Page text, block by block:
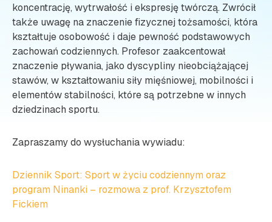
koncentrację, wytrwałość i ekspresję twórczą. Zwrócił
także uwagę na znaczenie fizycznej tożsamości, która
kształtuje osobowość i daje pewność podstawowych
zachowań codziennych. Profesor zaakcentował
znaczenie pływania, jako dyscypliny nieobciążającej
stawów, w kształtowaniu siły mięśniowej, mobilności i
elementów stabilności, które są potrzebne w innych
dziedzinach sportu.
Zapraszamy do wysłuchania wywiadu:
Dziennik Sport: Sport w życiu codziennym oraz
program Ninanki – rozmowa z prof. Krzysztofem
Fickiem